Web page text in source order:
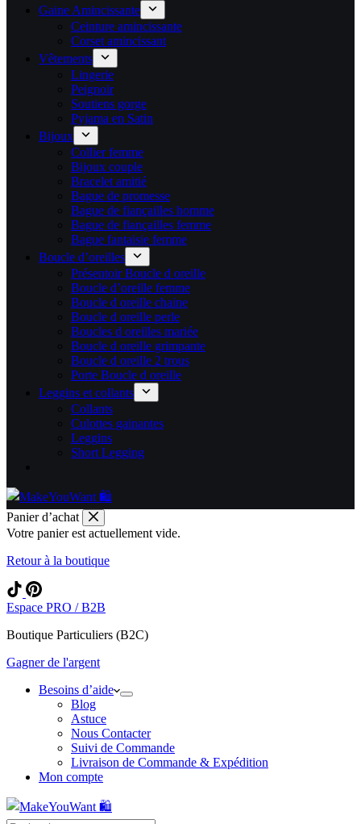
Gaine Amincissante
Ceinture amincissante
Corset amincissant
Vêtements
Lingerie
Peignoir
Soutiens gorge
Pyjama en Satin
Bijoux
Collier femme
Bijoux couple
Bracelet amitié
Bague de promesse
Bague de fiançailles homme
Bague de fiançailles femme
Bague fantaisie femme
Boucle d’oreilles
Présentoir Boucle d oreille
Boucle d’oreille femme
Boucle d oreille chaine
Boucle d oreille perle
Boucles d oreilles mariée
Boucle d oreille grimpante
Boucle d oreille 2 trous
Porte Boucle d oreille
Leggins et collants
Collants
Culottes gainantes
Leggins
Short Legging
Panier d’achat
Votre panier est actuellement vide.
Retour à la boutique
Espace PRO / B2B
Boutique Particuliers (B2C)
Gagner de l'argent
Besoins d’aide
Blog
Astuce
Nous Contacter
Suivi de Commande
Livraison de Commande & Expédition
Mon compte